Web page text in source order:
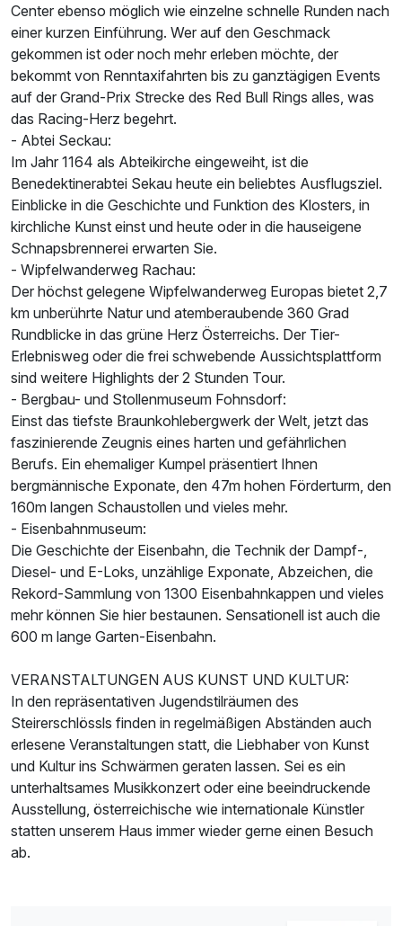
Center ebenso möglich wie einzelne schnelle Runden nach
einer kurzen Einführung. Wer auf den Geschmack
gekommen ist oder noch mehr erleben möchte, der
bekommt von Renntaxifahrten bis zu ganztägigen Events
auf der Grand-Prix Strecke des Red Bull Rings alles, was
das Racing-Herz begehrt.
- Abtei Seckau:
Im Jahr 1164 als Abteikirche eingeweiht, ist die
Benedektinerabtei Sekau heute ein beliebtes Ausflugsziel.
Einblicke in die Geschichte und Funktion des Klosters, in
kirchliche Kunst einst und heute oder in die hauseigene
Schnapsbrennerei erwarten Sie.
- Wipfelwanderweg Rachau:
Der höchst gelegene Wipfelwanderweg Europas bietet 2,7
km unberührte Natur und atemberaubende 360 Grad
Rundblicke in das grüne Herz Österreichs. Der Tier-
Erlebnisweg oder die frei schwebende Aussichtsplattform
sind weitere Highlights der 2 Stunden Tour.
- Bergbau- und Stollenmuseum Fohnsdorf:
Einst das tiefste Braunkohlebergwerk der Welt, jetzt das
faszinierende Zeugnis eines harten und gefährlichen
Berufs. Ein ehemaliger Kumpel präsentiert Ihnen
bergmännische Exponate, den 47m hohen Förderturm, den
160m langen Schaustollen und vieles mehr.
- Eisenbahnmuseum:
Die Geschichte der Eisenbahn, die Technik der Dampf-,
Diesel- und E-Loks, unzählige Exponate, Abzeichen, die
Rekord-Sammlung von 1300 Eisenbahnkappen und vieles
mehr können Sie hier bestaunen. Sensationell ist auch die
600 m lange Garten-Eisenbahn.
VERANSTALTUNGEN AUS KUNST UND KULTUR:
In den repräsentativen Jugendstilräumen des
Steirerschlössls finden in regelmäßigen Abständen auch
erlesene Veranstaltungen statt, die Liebhaber von Kunst
und Kultur ins Schwärmen geraten lassen. Sei es ein
unterhaltsames Musikkonzert oder eine beeindruckende
Ausstellung, österreichische wie internationale Künstler
statten unserem Haus immer wieder gerne einen Besuch
ab.